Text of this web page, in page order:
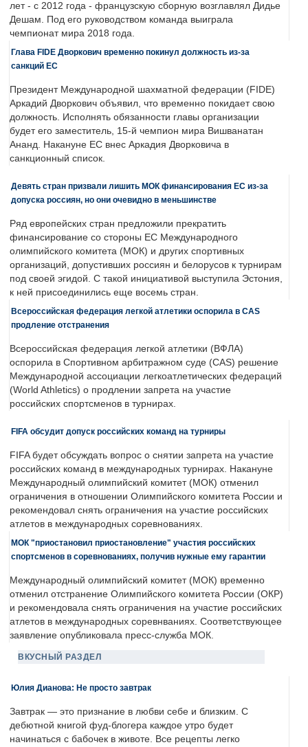
лет - с 2012 года - французскую сборную возглавлял Дидье
Дешам. Под его руководством команда выиграла
чемпионат мира 2018 года.
Глава FIDE Дворкович временно покинул должность из-за
санкций ЕС
Президент Международной шахматной федерации (FIDE)
Аркадий Дворкович объявил, что временно покидает свою
должность. Исполнять обязанности главы организации
будет его заместитель, 15-й чемпион мира Вишванатан
Ананд. Накануне ЕС внес Аркадия Дворковича в
санкционный список.
Девять стран призвали лишить МОК финансирования ЕС из-за
допуска россиян, но они очевидно в меньшинстве
Ряд европейских стран предложили прекратить
финансирование со стороны ЕС Международного
олимпийского комитета (МОК) и других спортивных
организаций, допустивших россиян и белорусов к турнирам
под своей эгидой. С такой инициативой выступила Эстония,
к ней присоединились еще восемь стран.
Всероссийская федерация легкой атлетики оспорила в CAS
продление отстранения
Всероссийская федерация легкой атлетики (ВФЛА)
оспорила в Спортивном арбитражном суде (CAS) решение
Международной ассоциации легкоатлетических федераций
(World Athletics) о продлении запрета на участие
российских спортсменов в турнирах.
FIFA обсудит допуск российских команд на турниры
FIFA будет обсуждать вопрос о снятии запрета на участие
российских команд в международных турнирах. Накануне
Международный олимпийский комитет (МОК) отменил
ограничения в отношении Олимпийского комитета России и
рекомендовал снять ограничения на участие российских
атлетов в международных соревнованиях.
МОК "приостановил приостановление" участия российских
спортсменов в соревнованиях, получив нужные ему гарантии
Международный олимпийский комитет (МОК) временно
отменил отстранение Олимпийского комитета России (ОКР)
и рекомендовала снять ограничения на участие российских
атлетов в международных соревнваниях. Соответствующее
заявление опубликовала пресс-служба МОК.
ВКУСНЫЙ РАЗДЕЛ
Юлия Дианова: Не просто завтрак
Завтрак — это признание в любви себе и близким. С
дебютной книгой фуд-блогера каждое утро будет
начинаться с бабочек в животе. Все рецепты легко